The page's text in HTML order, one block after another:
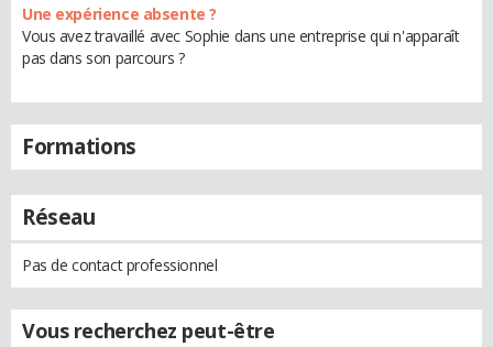
Une expérience absente ?
Vous avez travaillé avec Sophie dans une entreprise qui n'apparaît
pas dans son parcours ?
Formations
Réseau
Pas de contact professionnel
Vous recherchez peut-être